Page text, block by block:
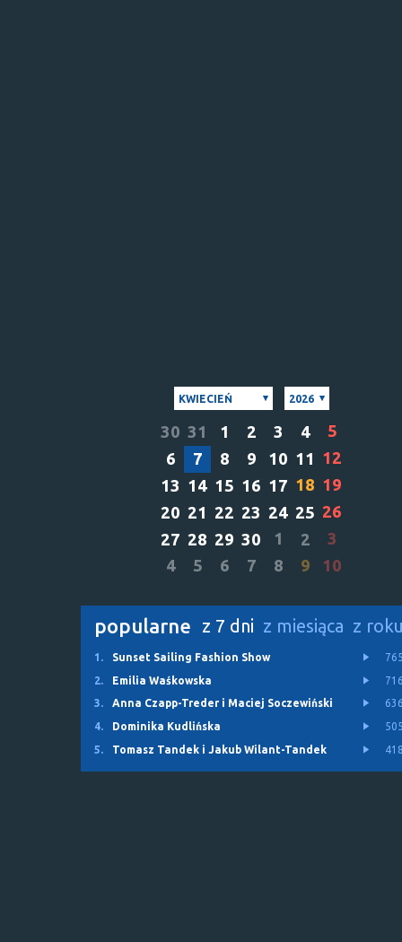
KWIECIEŃ 2026
30 31 1 2 3 4
5
6
7 8 9 10 11 12
13 14 15 16 17 18 19
20 21 22 23 24 25 26
27 28 29 30 1 2
3
4
5 6 7 8 9 10
popularne z 7 dni z miesiąca z
1. Sunset Sailing Fashion Show
2.
Emilia Waśkowska
3.
Anna Czapp-Treder i Maciej Soczewiński
4.
Dominika Kudlińska
5.
Tomasz Tandek i Jakub Wilant-Tandek